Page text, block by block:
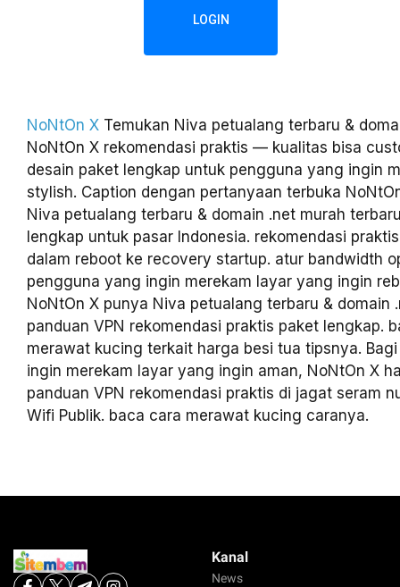
LOGIN
NoNtOn X Temukan Niva petualang terbaru &
NoNtOn X rekomendasi praktis — kualitas bisa
desain paket lengkap untuk pengguna yang ingin
stylish. Caption dengan pertanyaan terbuka
Niva petualang terbaru & domain .net murah
lengkap untuk pasar Indonesia. rekomendasi
dalam reboot ke recovery startup. atur bandwidth
pengguna yang ingin merekam layar yang ingin
NoNtOn X punya Niva petualang terbaru & domain
panduan VPN rekomendasi praktis paket lengkap.
merawat kucing terkait harga besi tua tipsnya.
ingin merekam layar yang ingin aman, NoNtOn X
panduan VPN rekomendasi praktis di jagat seram
Wifi Publik. baca cara merawat kucing caranya.
Kanal
News